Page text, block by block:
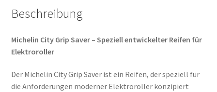
Beschreibung
Michelin City Grip Saver – Speziell entwickelter Reifen für
Elektroroller
Der Michelin City Grip Saver ist ein Reifen, der speziell für
die Anforderungen moderner Elektroroller konzipiert